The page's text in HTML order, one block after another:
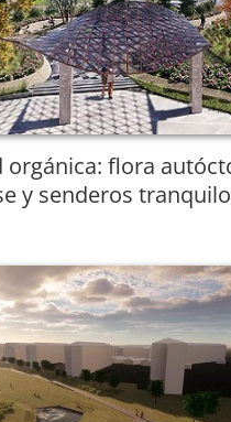
orgánica: flora
y senderos